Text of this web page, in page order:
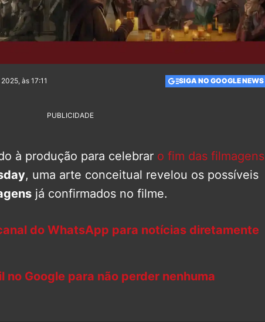
às 17:11 SIGA NO GOOGLE NEWS
PUBLICIDADE
à produção para celebrar o fim das filmagens
, uma arte conceitual revelou os possíveis
já confirmados no filme.
do WhatsApp para notícias diretamente
no Google para não perder nenhuma